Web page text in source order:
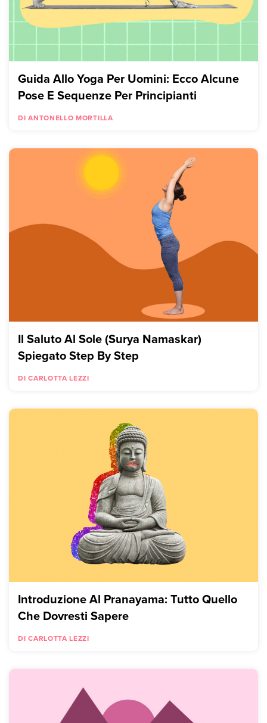
Guida Allo Yoga Per Uomini: Ecco Alcune
Pose E Sequenze Per Principianti
DI ANTONELLO MORTILLA
Il Saluto Al Sole (Surya Namaskar)
Spiegato Step By Step
DI CARLOTTA LEZZI
Introduzione Al Pranayama: Tutto Quello
Che Dovresti Sapere
DI CARLOTTA LEZZI